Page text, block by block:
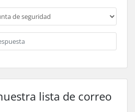
lista de correo